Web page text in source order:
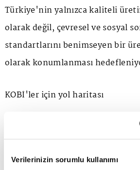
Verilerinizin sorumlu kullanımı
Türkiye'nin yalnızca kaliteli
olarak değil, çevresel ve sosyal
standartlarını benimseyen bir
olarak konumlanması
KOBİ'ler için yol haritası
Programın en kritik
bekleniyor. Bolat'a göre birçok